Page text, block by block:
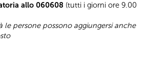
allo 060608 (tutti i giorni ore 9.00
le persone possono aggiungersi anche